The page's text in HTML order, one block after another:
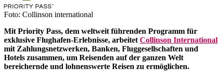
Foto: Collinson international
Mit Priority Pass, dem weltweit führenden Programm für
exklusive Flughafen-Erlebnisse, arbeitet Collinson International
mit Zahlungsnetzwerken, Banken, Fluggesellschaften und
Hotels zusammen, um Reisenden auf der ganzen Welt
bereichernde und lohnenswerte Reisen zu ermöglichen.